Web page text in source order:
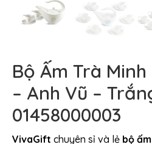
Bộ Ấm Trà
– Anh Vũ –
01458000003
VivaGift chuyên sỉ và lẻ bộ